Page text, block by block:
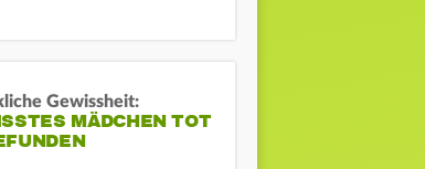
Gewissheit:
MÄDCHEN TOT